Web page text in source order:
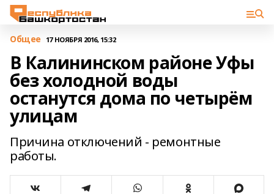
Общее 17 НОЯБРЯ 2016, 15:32
В Калининском районе Уфы
без холодной воды
останутся дома по четырём
улицам
Причина отключений - ремонтные
работы.